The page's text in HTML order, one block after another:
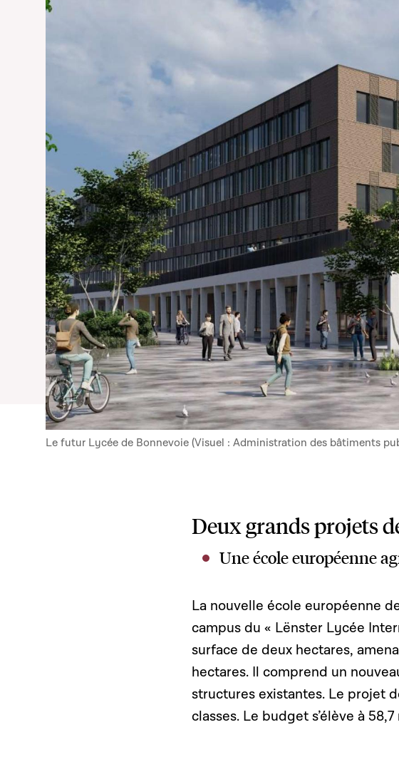
Le futur Lycée de Bonnevoie (Visuel : Administration des bâtiments
Deux grands projets
Une école européenne
La nouvelle école européenne
campus du « Lënster Lycée
surface de deux hectares,
hectares. Il comprend un
structures existantes. Le projet
classes. Le budget s’élève à